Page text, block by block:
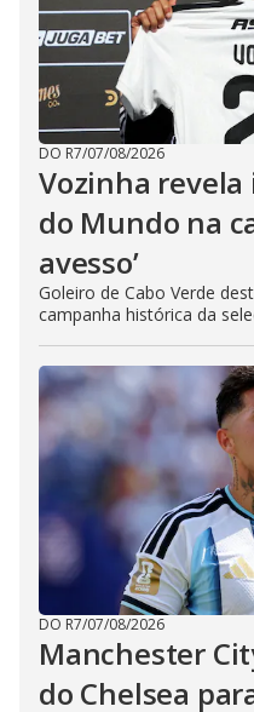
DO R7/07/08/2026
Vozinha revela
do Mundo na
avesso’
Goleiro de Cabo Verde
campanha histórica da
DO R7/07/08/2026
Manchester
do Chelsea